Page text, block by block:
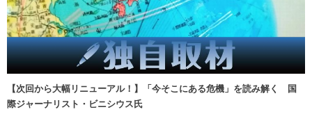
【次回から大幅リニューアル！】「今そこにある危機」を読み解く 国
際ジャーナリスト・ビニシウス氏